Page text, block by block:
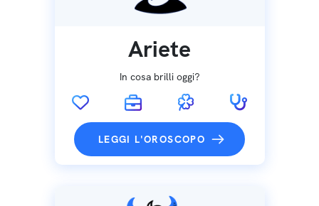
Ariete
In cosa brilli oggi?
LEGGI L'OROSCOPO